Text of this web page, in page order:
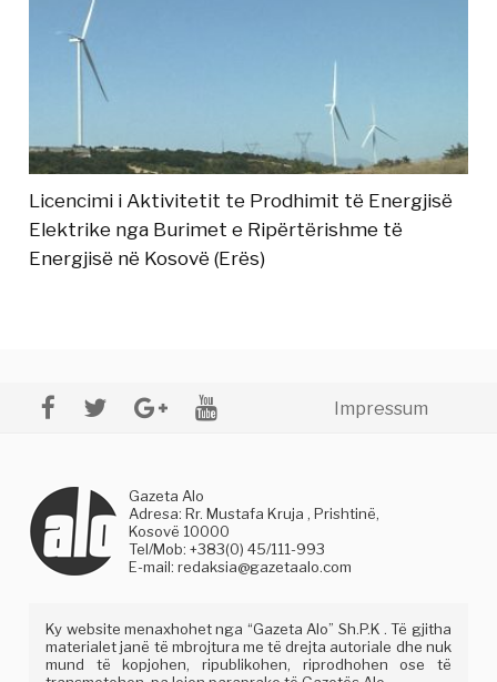
Licencimi i Aktivitetit te Prodhimit të Energjisë
Elektrike nga Burimet e Ripërtërishme të
Energjisë në Kosovë (Erës)
Impressum
Gazeta Alo
Adresa: Rr. Mustafa Kruja , Prishtinë,
Kosovë 10000
Tel/Mob: +383(0) 45/111-993
E-mail:redaksia@gazetaalo.com
Ky website menaxhohet nga “Gazeta Alo” Sh.P.K . Të gjitha
materialet janë të mbrojtura me të drejta autoriale dhe nuk
mund të kopjohen, ripublikohen, riprodhohen ose të